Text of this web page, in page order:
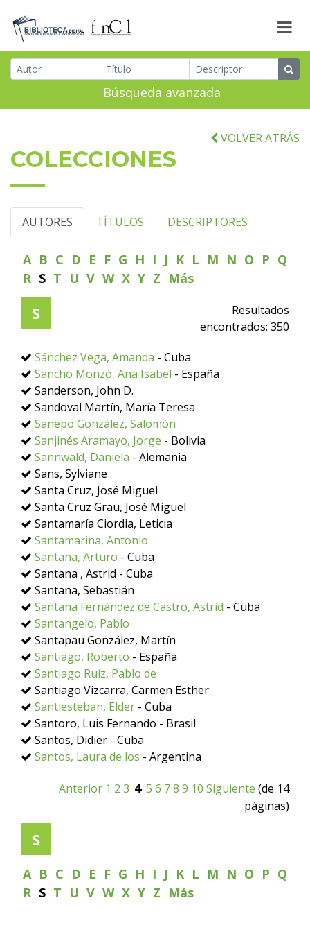
Búsqueda avanzada
VOLVER ATRÁS
COLECCIONES
AUTORES TÍTULOS DESCRIPTORES
A B C D E F G H I J K L M N O P Q
R S T U V W X Y Z Más
S
Resultados
encontrados: 350
Sánchez Vega, Amanda - Cuba
Sancho Monzó, Ana Isabel - España
Sanderson, John D.
Sandoval Martín, María Teresa
Sanepo González, Salomón
Sanjinés Aramayo, Jorge - Bolivia
Sannwald, Daniela - Alemania
Sans, Sylviane
Santa Cruz, José Miguel
Santa Cruz Grau, José Miguel
Santamaría Ciordia, Leticia
Santamarina, Antonio
Santana, Arturo - Cuba
Santana , Astrid - Cuba
Santana, Sebastián
Santana Fernández de Castro, Astrid - Cuba
Santangelo, Pablo
Santapau González, Martín
Santiago, Roberto - España
Santiago Ruíz, Pablo de
Santiago Vizcarra, Carmen Esther
Santiesteban, Elder - Cuba
Santoro, Luis Fernando - Brasil
Santos, Didier - Cuba
Santos, Laura de los - Argentina
Anterior 1 2 3 4 5 6 78 9 10 Siguiente (de 14
páginas)
S
A B C D E F G H I J K L M N O P Q
R S T U V W X Y Z Más